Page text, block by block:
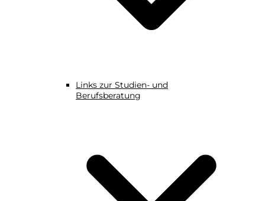
Links zur Studien- und
Berufsberatung